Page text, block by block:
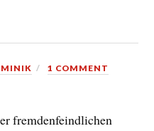
1 COMMENT
fremdenfeindlichen